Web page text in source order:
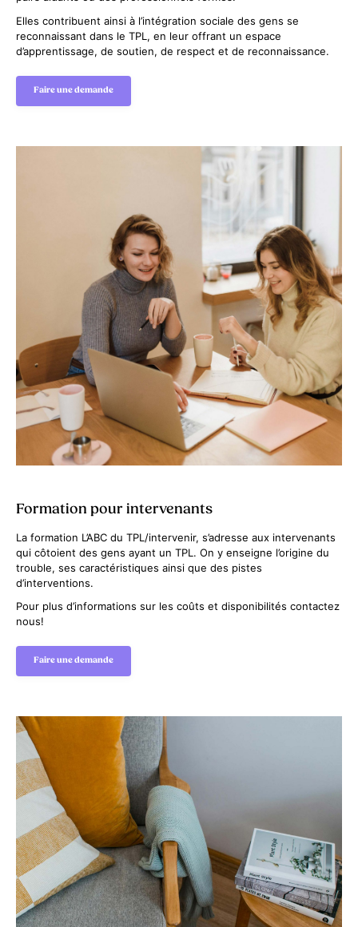
Elles contribuent ainsi à l’intégration sociale des gens se
reconnaissant dans le TPL, en leur offrant un espace
d’apprentissage, de soutien, de respect et de reconnaissance.
Faire une demande
Formation pour intervenants
La formation L’ABC du TPL/intervenir, s’adresse aux intervenants
qui côtoient des gens ayant un TPL. On y enseigne l’origine du
trouble, ses caractéristiques ainsi que des pistes
d’interventions.
Pour plus d’informations sur les coûts et disponibilités contactez
nous!
Faire une demande